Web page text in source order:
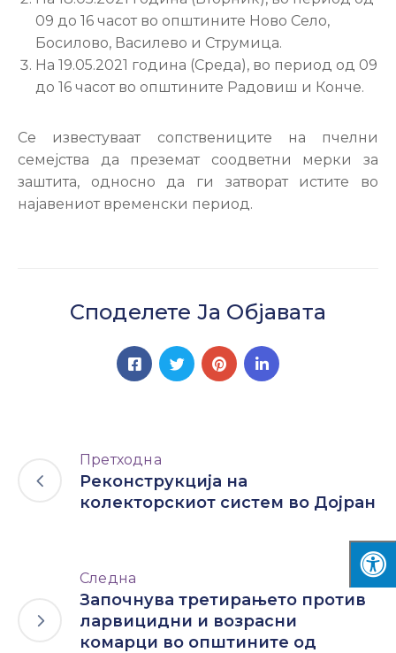
09 до 16 часот во општините Ново Село,
Босилово, Василево и Струмица.
На 19.05.2021 година (Среда), во период од 09
до 16 часот во општините Радовиш и Конче.
Се известуваат сопствениците на пчелни
семејства да преземат соодветни мерки за
заштита, односно да ги затворат истите во
најавениот временски период.
Споделете Ја Објавата
Претходна
Реконструкција на
колекторскиот систем во Дојран
Следна
Започнува третирањето против
ларвицидни и возрасни
комарци во општините од